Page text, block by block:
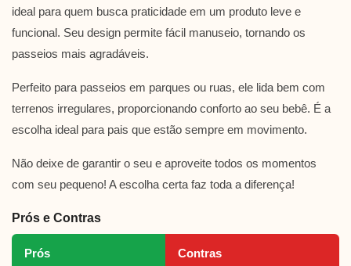
ideal para quem busca praticidade em um produto leve e
funcional. Seu design permite fácil manuseio, tornando os
passeios mais agradáveis.
Perfeito para passeios em parques ou ruas, ele lida bem com
terrenos irregulares, proporcionando conforto ao seu bebê. É a
escolha ideal para pais que estão sempre em movimento.
Não deixe de garantir o seu e aproveite todos os momentos
com seu pequeno! A escolha certa faz toda a diferença!
Prós e Contras
Prós Contras